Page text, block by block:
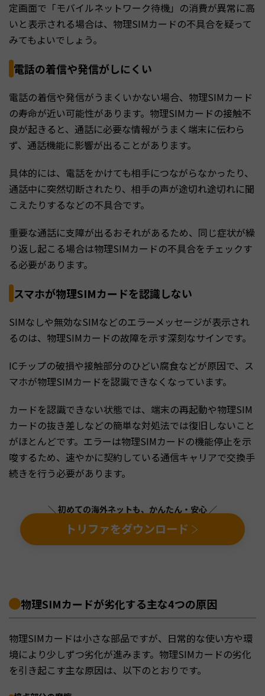
定画面で「モバイルネットワーク待機」の消費が異常に高
いと表示される場合は、物理SIMカードの不具合を疑って
みてもよいでしょう。
電話の着信や発信がしにくい
電話の着信や発信がうまくいかない場合、物理SIMカード
の寿命が近い可能性があります。物理SIMカードの接触不
良が起きると、通話に必要な情報がうまく端末に伝わら
ず、通話機能に影響が出ることがあります。
具体的には、電話をかけても相手につながらなかったり、
通話中に突然切断されたり、相手の声が途切れ途切れに聞
こえたりするなどの不具合です。
重要な通話に支障が出るおそれがあるため、同じ症状が繰
り返し起こる場合は物理SIMカードの不具合をチェックす
る必要があります。
スマホが物理SIMカードを認識しない
SIMなしや無効なSIMなどのエラーメッセージが表示され
るのは、物理SIMカードの故障を示す深刻なサインです。
ICチップの破損や接触部分のひどい腐食などが原因で、ス
マホが物理SIMカードを認識できなくなっています。
カードを認識できない状態では、端末の再起動や物理SIM
カードの抜き差しなどの簡単な対処法では復旧しないこと
がほとんどです。エラーは物理SIMカードの機能停止を示
唆するため、速やかに契約している通信キャリアで交換手
続きを行う必要があります。
＼ 初めての海外ネットも、かんたん・安心 ／
トリファをダウンロード
物理SIMカードが劣化する主な4つの原因
物理SIMカードは小さな部品ですが、日常的な使い方や環
境により少しずつ劣化が進みます。物理SIMカードの劣化
を引き起こす主な原因は、以下のとおりです。